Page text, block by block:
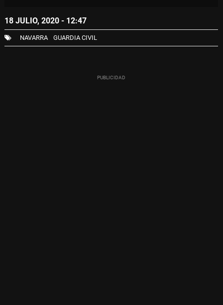
18 JULIO, 2020 - 12:47
NAVARRA GUARDIA CIVIL